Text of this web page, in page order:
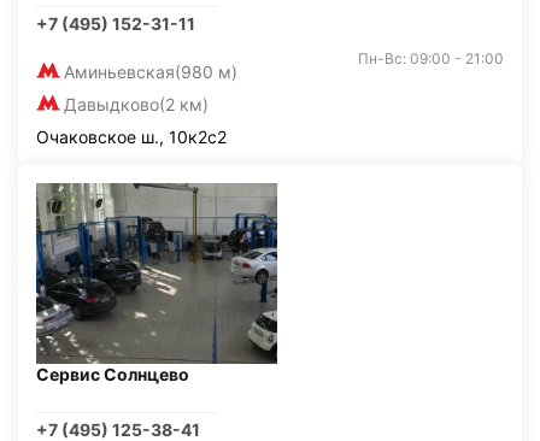
+7 (495) 152-31-11
Аминьевская(980 м)
Давыдково(2 км)
Пн-Вс: 09:00 - 21:00
Очаковское ш., 10к2с2
Сервис Солнцево
+7 (495) 125-38-41